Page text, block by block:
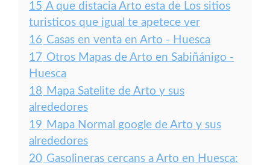
15 A que distacia Arto esta de Los sitios
turisticos que igual te apetece ver
16 Casas en venta en Arto - Huesca
17 Otros Mapas de Arto en Sabiñánigo -
Huesca
18 Mapa Satelite de Arto y sus
alrededores
19 Mapa Normal google de Arto y sus
alrededores
20 Gasolineras cercans a Arto en Huesca: